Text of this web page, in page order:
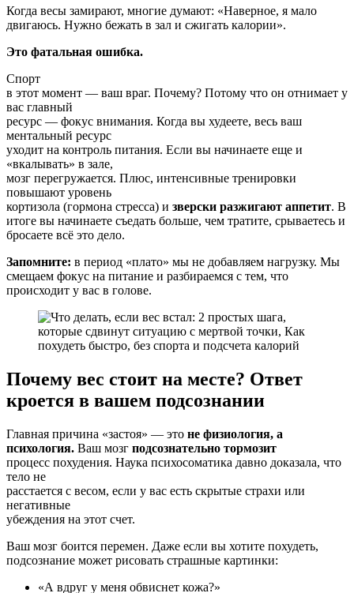
Когда весы замирают, многие думают: «Наверное, я мало
двигаюсь. Нужно бежать в зал и сжигать калории».
Это фатальная ошибка.
Спорт
в этот момент — ваш враг. Почему? Потому что он отнимает у
вас главный
ресурс — фокус внимания. Когда вы худеете, весь ваш
ментальный ресурс
уходит на контроль питания. Если вы начинаете еще и
«вкалывать» в зале,
мозг перегружается. Плюс, интенсивные тренировки
повышают уровень
кортизола (гормона стресса) и зверски разжигают аппетит. В
итоге вы начинаете съедать больше, чем тратите, срываетесь и
бросаете всё это дело.
Запомните: в период «плато» мы не добавляем нагрузку. Мы
смещаем фокус на питание и разбираемся с тем, что
происходит у вас в голове.
Почему вес стоит на месте? Ответ
кроется в вашем подсознании
Главная причина «застоя» — это не физиология, а
психология. Ваш мозг подсознательно тормозит
процесс похудения. Наука психосоматика давно доказала, что
тело не
расстается с весом, если у вас есть скрытые страхи или
негативные
убеждения на этот счет.
Ваш мозг боится перемен. Даже если вы хотите похудеть,
подсознание может рисовать страшные картинки:
«А вдруг у меня обвиснет кожа?»